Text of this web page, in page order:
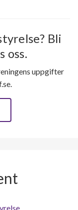
Bli
oss.
uppgifter